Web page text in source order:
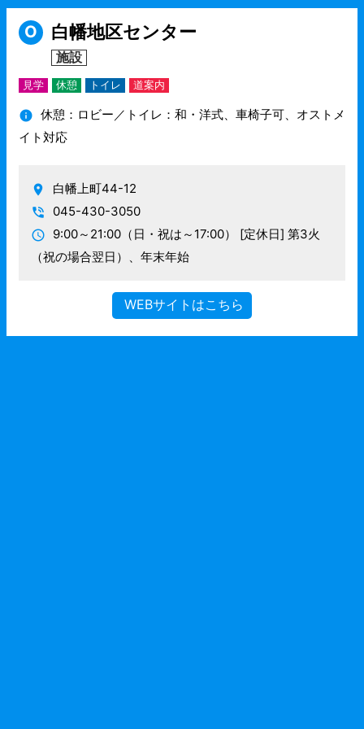
O 白幡地区センター
施設
見学 休憩 トイレ 道案内
休憩：ロビー／トイレ：和・洋式、車椅子可、オストメ
イト対応
白幡上町44-12
045-430-3050
9:00～21:00（日・祝は～17:00）
[定休日] 第3火
（祝の場合翌日）、年末年始
WEBサイトはこちら